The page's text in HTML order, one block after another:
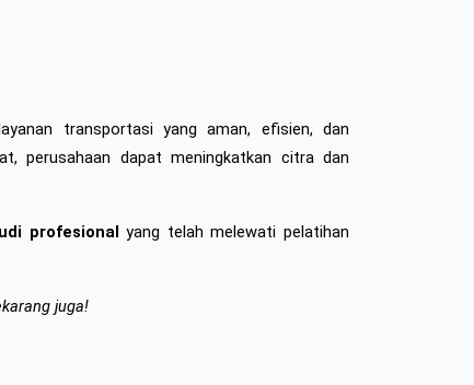
transportasi yang aman, efisien, dan
perusahaan dapat meningkatkan citra dan
profesional yang telah melewati pelatihan
juga!